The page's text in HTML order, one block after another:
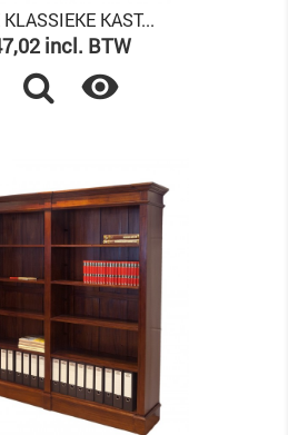
KLASSIEKE KAST...
incl. BTW
